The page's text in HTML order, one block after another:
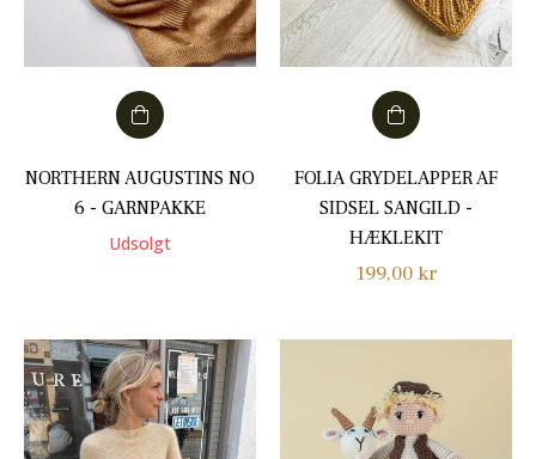
NORTHERN AUGUSTINS NO
6 - GARNPAKKE
Udsolgt
FOLIA GRYDELAPPER AF
SIDSEL SANGILD -
HÆKLEKIT
Normalpris
199,00 kr